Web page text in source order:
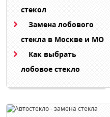
стекол
Замена лобового
стекла в Москве и МО
Как выбрать
лобовое стекло